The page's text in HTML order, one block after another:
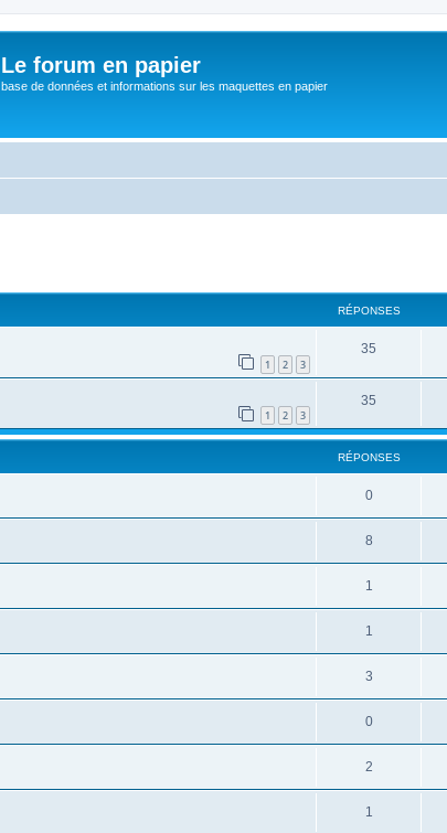
Le forum en papier
base de données et informations sur les maquettes en papier
RÉPONSES
1 2 3
35
1 2 3
35
RÉPONSES
0
8
1
1
3
0
2
1